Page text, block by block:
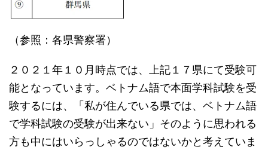
（参照：各県警察署）
２０２１年１０月時点では、上記１７県にて受験可
能となっています。ベトナム語で本面学科試験を受
験するには、「私が住んでいる県では、ベトナム語
で学科試験の受験が出来ない」そのように思われる
方も中にはいらっしゃるのではないかと考えていま